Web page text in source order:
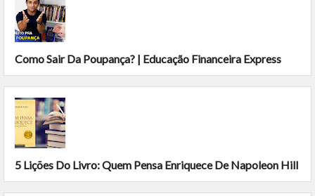
Como Sair Da Poupança? | Educação Financeira Express
5 Lições Do Livro: Quem Pensa Enriquece De Napoleon Hill